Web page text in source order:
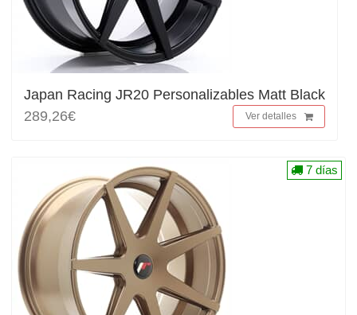
Japan Racing JR20 Personalizables Matt Black
289,26€
Ver detalles
7 días